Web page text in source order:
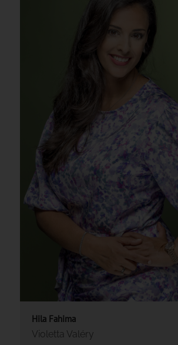
Hila Fahima
Violetta Valéry